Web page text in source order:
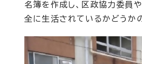
名簿を作成し、区政協力委員
全に生活されているかどうか